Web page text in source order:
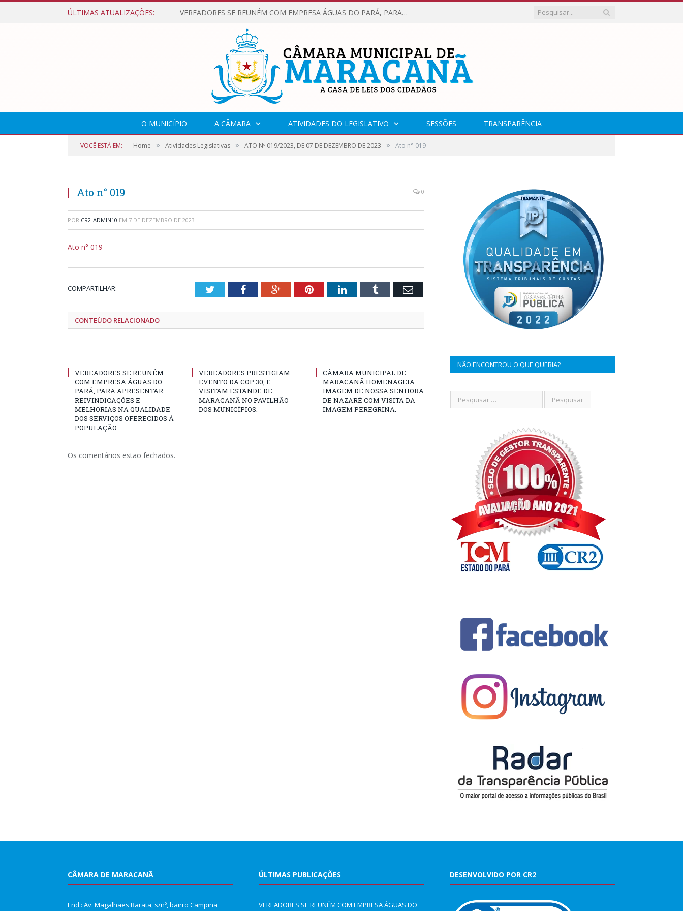
ÚLTIMAS ATUALIZAÇÕES: VEREADORES SE REUNÉM COM EMPRESA ÁGUAS DO PARÁ, PARA APRESENTAR REIVINDICAÇÕES E MELHORIAS NA QUALIDADE DOS SERVIÇOS OFERECIDOS Á POPULAÇÃO.
O MUNICÍPIO A CÂMARA ATIVIDADES DO LEGISLATIVO SESSÕES TRANSPARÊNCIA
VOCÊ ESTÁ EM: Home » Atividades Legislativas » ATO Nº 019/2023, DE 07 DE DEZEMBRO DE 2023 » Ato n° 019
Ato n° 019 0
POR CR2-ADMIN10 EM 7 DE DEZEMBRO DE 2023
Ato n° 019
COMPARTILHAR: TwitterFacebookGoogle+PinterestLinkedInTumblr Email
CONTEÚDO RELACIONADO
VEREADORES SE REUNÉM
COM EMPRESA ÁGUAS DO
PARÁ, PARA APRESENTAR
REIVINDICAÇÕES E
MELHORIAS NA QUALIDADE
DOS SERVIÇOS OFERECIDOS Á
POPULAÇÃO.
VEREADORES PRESTIGIAM
EVENTO DA COP 30, E
VISITAM ESTANDE DE
MARACANÃ NO PAVILHÃO
DOS MUNICÍPIOS.
CÂMARA MUNICIPAL DE
MARACANÃ HOMENAGEIA
IMAGEM DE NOSSA SENHORA
DE NAZARÉ COM VISITA DA
IMAGEM PEREGRINA.
Os comentários estão fechados.
NÃO ENCONTROU O QUE QUERIA?
CÂMARA DE MARACANÃ
End.: Av. Magalhães Barata, s/nº, bairro Campina
ÚLTIMAS PUBLICAÇÕES
VEREADORES SE REUNÉM COM EMPRESA ÁGUAS DO
DESENVOLVIDO POR CR2